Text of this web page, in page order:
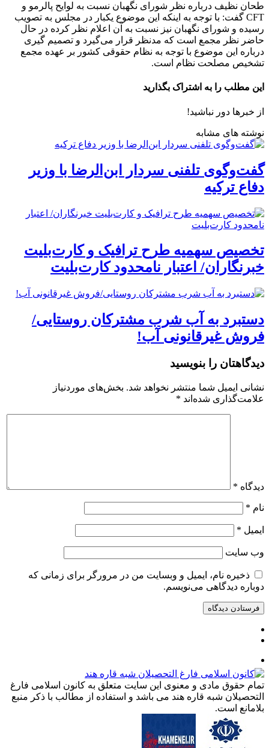
طحان نظیف درباره نظر شورای نگهبان نسبت به لوایح پالرمو و
CFT گفت: با توجه به اینکه این موضوع یکبار در مجلس به تصویب
رسیده و شورای نگهبان نیز نسبت به آن اعلام نظر کرده در حال
حاضر نظر مجمع است که مدنظر قرار می‌گیرد و تصمیم گیری
درباره این موضوع با توجه به نظام حقوقی کشور بر عهده مجمع
تشخیص مصلحت نظام است.
این مطلب را به اشتراک بگذارید
از خبرها دور نباشید!
نوشته های مشابه
گفت‌وگوی تلفنی سردار ابن‌الرضا با وزیر
دفاع ترکیه
تخصیص سهمیه طرح ترافیک و کارت‌بلیت
خبرنگاران/ اعتبار نامحدود کارت‌بلیت
دستبرد به آب شرب مشترکان روستایی/
فروش غیرقانونی آب!
دیدگاهتان را بنویسید
نشانی ایمیل شما منتشر نخواهد شد. بخش‌های موردنیاز
علامت‌گذاری شده‌اند *
دیدگاه *
نام *
ایمیل *
وب‌ سایت
ذخیره نام، ایمیل و وبسایت من در مرورگر برای زمانی که
دوباره دیدگاهی می‌نویسم.
تمام حقوق مادی و معنوی این سایت متعلق به کانون اسلامی فارغ
التحصیلان شبه قاره هند می باشد و استفاده از مطالب با ذکر منبع
بلامانع است.